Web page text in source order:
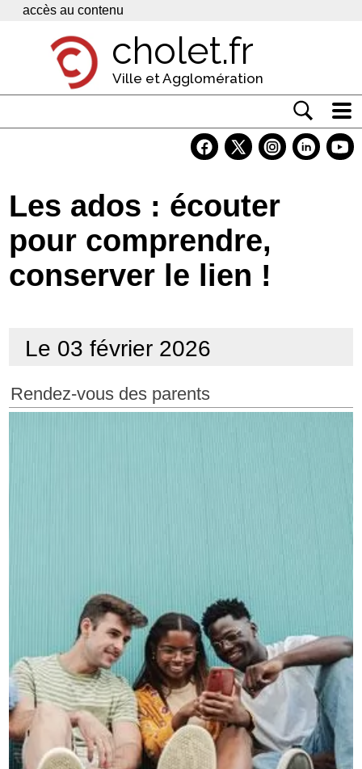
Panneau de gestion des cookies
accès au contenu
cholet.fr
Ville et Agglomération
Economie
Services
Contacts
Les ados : écouter
pour comprendre,
conserver le lien !
Le 03 février 2026
Rendez-vous des parents